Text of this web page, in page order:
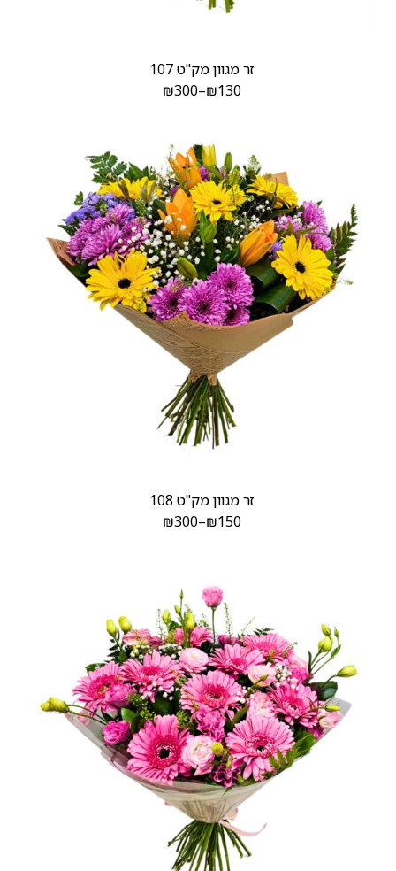
זר מגוון מק"ט 107
₪130
–
₪300
זר מגוון מק"ט 108
₪150
–
₪300